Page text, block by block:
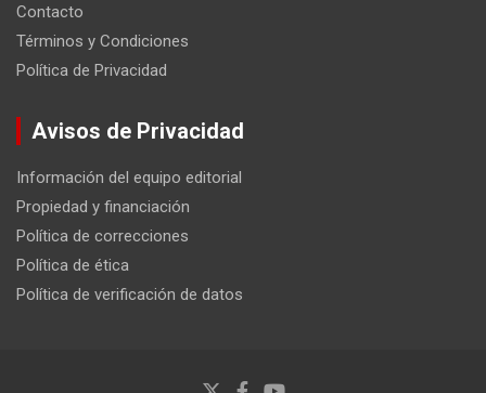
Contacto
Términos y Condiciones
Política de Privacidad
Avisos de Privacidad
Información del equipo editorial
Propiedad y financiación
Política de correcciones
Política de ética
Política de verificación de datos